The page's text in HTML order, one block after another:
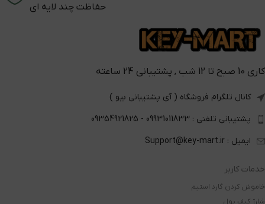
حفاظت چند لایه ای
کاری 10 صبح تا 12 شب , پشتیبانی 24 ساعته
کانال تلگرام فروشگاه ( آی پشتیبانی بیو )
پشتیبانی تلفنی : 09931011833 - 09354921825
ایمیل : Support@key-mart.ir
خدمات کاربر
خاموش کردن گارد استیم
شارژ کیف پول